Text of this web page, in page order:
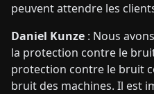
peuvent attendre les
Daniel Kunze : Nous
la protection contre le
protection contre le bruit
bruit des machines. Il est